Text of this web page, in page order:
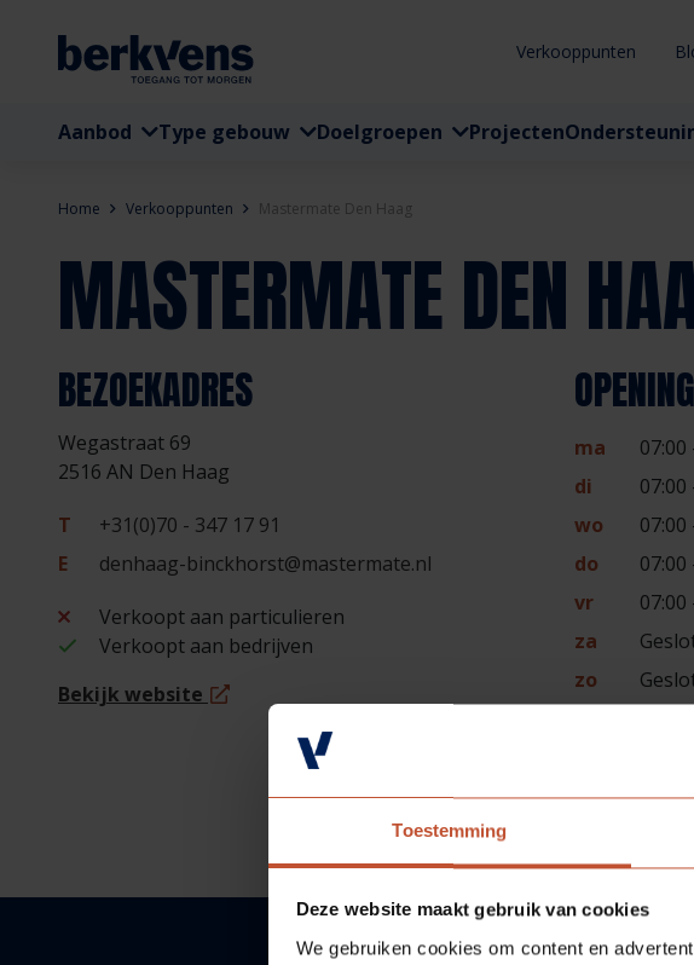
Toestemming
Deze website maakt gebruik van cookies
We gebruiken cookies om content en
Verkooppunten
Aanbod Type gebouw Doelgroepen Projecten
Home Verkooppunten Mastermate Den Haag
MASTERMATE DEN
BEZOEKADRES
Wegastraat 69
2516 AN Den Haag
T
+31(0)70 - 347 17 91
E
denhaag-binckhorst@mastermate.nl
Verkoopt aan particulieren
Verkoopt aan bedrijven
Bekijk website
ma
07:00
di
07:00
wo
07:00
do
07:00
vr
07:00
za
zo